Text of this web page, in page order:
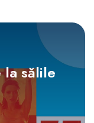
sălile